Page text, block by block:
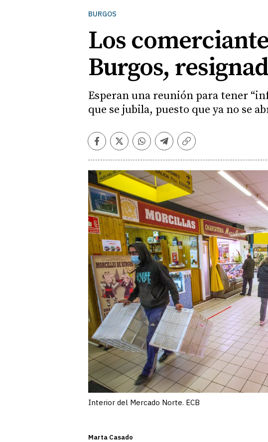
BURGOS
Los
Burgos,
Esperan una reunión para tener
que se jubila, puesto que ya no se
Facebook
TwitterWhatsapp
Telegram
Copiar
Interior del Mercado Norte. ECB
Marta Casado